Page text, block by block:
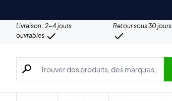
Livraison : 2-4 jours
ouvrables
Retour sous 30 jours
Recherche de produits, de marques, etc.